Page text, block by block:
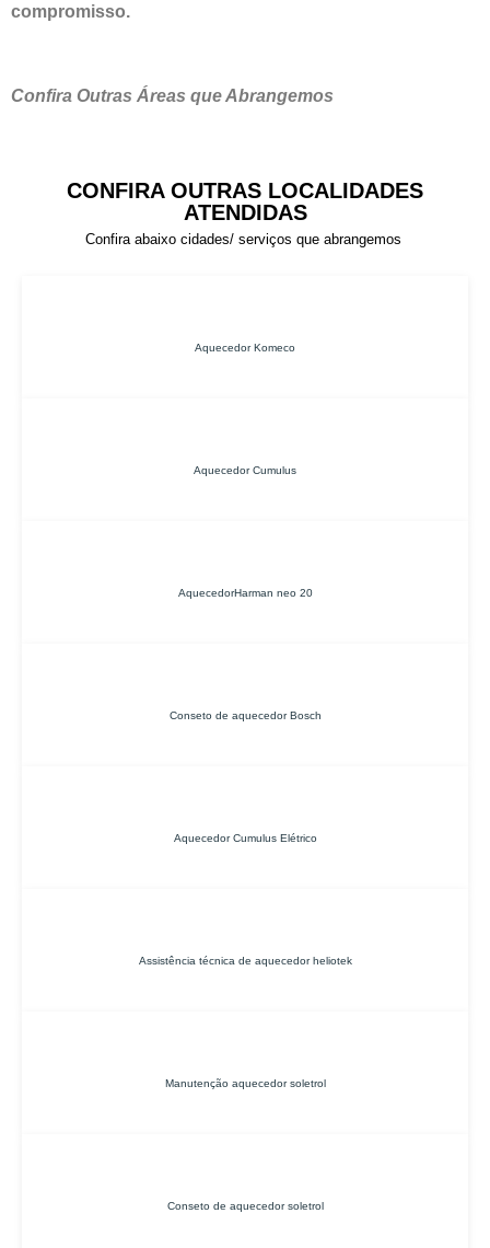
compromisso.
Confira Outras Áreas que Abrangemos
CONFIRA OUTRAS LOCALIDADES
ATENDIDAS
Confira abaixo cidades/ serviços que abrangemos
Aquecedor Komeco
Aquecedor Cumulus
AquecedorHarman neo 20
Conseto de aquecedor Bosch
Aquecedor Cumulus Elétrico
Assistência técnica de aquecedor heliotek
Manutenção aquecedor soletrol
Conseto de aquecedor soletrol